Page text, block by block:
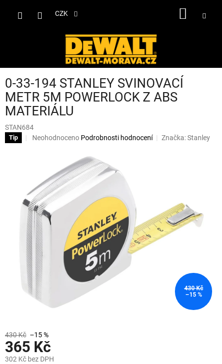
CZK
0-33-194 STANLEY SVINOVACÍ
METR 5M POWERLOCK Z ABS
MATERIÁLU
STAN684
Tip
Průměrné
5
hvězdiček.
Neohodnoceno Podrobnosti hodnocení Značka:Stanley
430 Kč
–15 %
430 Kč –15 %
365 Kč
302 Kč bez DPH